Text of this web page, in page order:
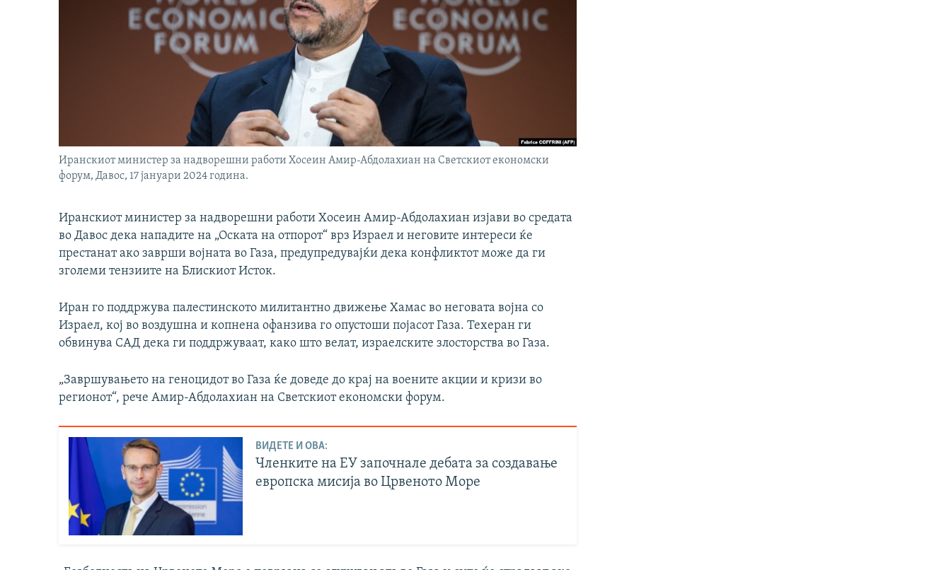
Иранскиот министер за надворешни работи Хосеин Амир-Абдолахиан на Светскиот економски
форум, Давос, 17 јануари 2024 година.
Иранскиот министер за надворешни работи Хосеин Амир-Абдолахиан изјави во средата
во Давос дека нападите на „Оската на отпорот“ врз Израел и неговите интереси ќе
престанат ако заврши војната во Газа, предупредувајќи дека конфликтот може да ги
зголеми тензиите на Блискиот Исток.
Иран го поддржува палестинското милитантно движење Хамас во неговата војна со
Израел, кој во воздушна и копнена офанзива го опустоши појасот Газа. Техеран ги
обвинува САД дека ги поддржуваат, како што велат, израелските злосторства во Газа.
„Завршувањето на геноцидот во Газа ќе доведе до крај на воените акции и кризи во
регионот“, рече Амир-Абдолахиан на Светскиот економски форум.
ВИДЕТЕ И ОВА:
Членките на ЕУ започнале дебата за создавање
европска мисија во Црвеното Море